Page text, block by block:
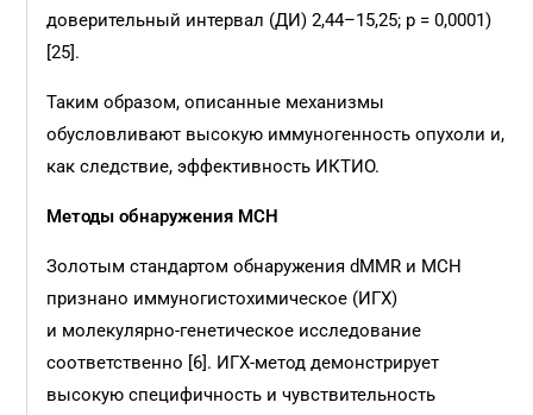
доверительный интервал (ДИ) 2,44–15,25; p = 0,0001)
[25].
Таким образом, описанные механизмы
обусловливают высокую иммуногенность опухоли и,
как следствие, эффективность ИКТИО.
Методы обнаружения МСН
Золотым стандартом обнаружения dMMR и МСН
признано иммуногистохимическое (ИГХ)
и молекулярно-генетическое исследование
соответственно [6]. ИГХ-метод демонстрирует
высокую специфичность и чувствительность